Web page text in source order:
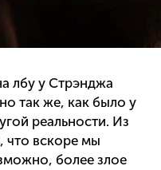
лбу у Стрэнджа
так же, как было у
реальности. Из
что вскоре мы
более злое